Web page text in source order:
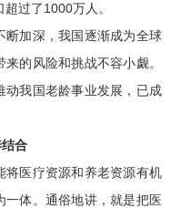
过了1000万人。
加深，我国逐渐成为全球
的风险和挑战不容小觑。
动我国老龄事业发展，已成
合
医疗资源和养老资源有机
一体。通俗地讲，就是把医